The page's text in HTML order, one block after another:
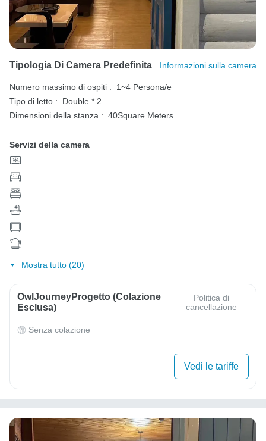
Tipologia Di Camera Predefinita Informazioni sulla camera
Numero massimo di ospiti :
1~4 Persona/e
Tipo di letto :
Double * 2
Dimensioni della stanza : 40Square Meters
Servizi della camera
Mostra tutto (20)
OwlJourneyProgetto (colazione
Esclusa)
Politica di
cancellazione
Senza colazione
Vedi le tariffe